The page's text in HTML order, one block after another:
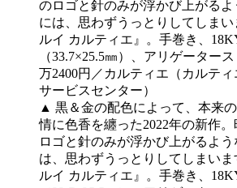
▲ 黒＆金の配色によって、本来
情に色香を纏った2022年の新作
ロゴと針のみが浮かび上がるよ
は、思わずうっとりしてしまいま
ルイ カルティエ』。手巻き、